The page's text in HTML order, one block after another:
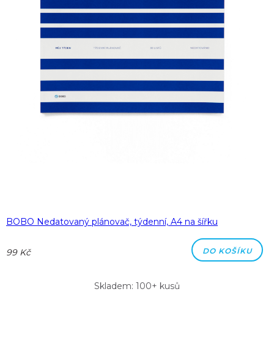
BOBO Nedatovaný plánovač, týdenní, A4 na šířku
99 Kč DO KOŠÍKU
Skladem: 100+ kusů